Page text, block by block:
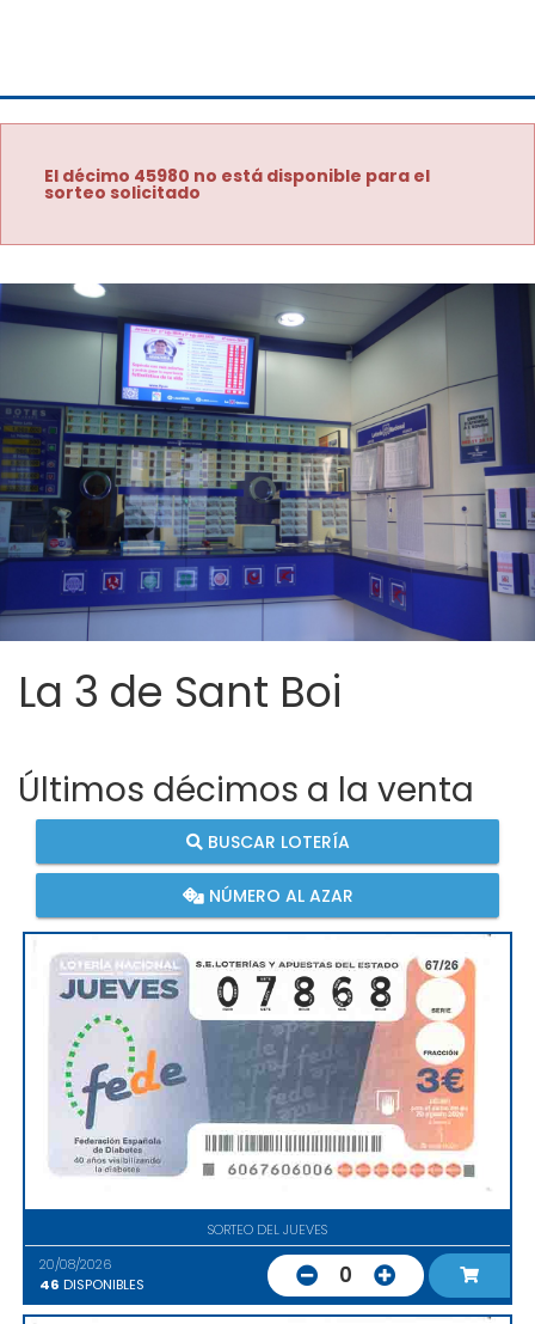
El décimo 45980 no está disponible para el
sorteo solicitado
La 3 de Sant Boi
Últimos décimos a la venta
BUSCAR LOTERÍA
NÚMERO AL AZAR
SORTEO DEL JUEVES
20/08/2026
46 DISPONIBLES 0